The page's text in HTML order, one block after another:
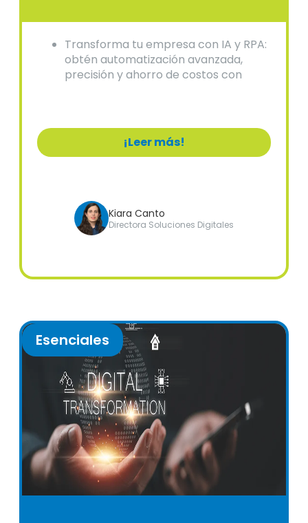
Transforma tu empresa con IA y RPA:
obtén automatización avanzada,
precisión y ahorro de costos con
¡Leer más!
Kiara Canto
Directora Soluciones Digitales
Esenciales